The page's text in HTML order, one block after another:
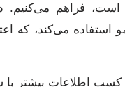
است، فراهم
استفاده می‌کند، که
کسب اطلاعات بیشتر با